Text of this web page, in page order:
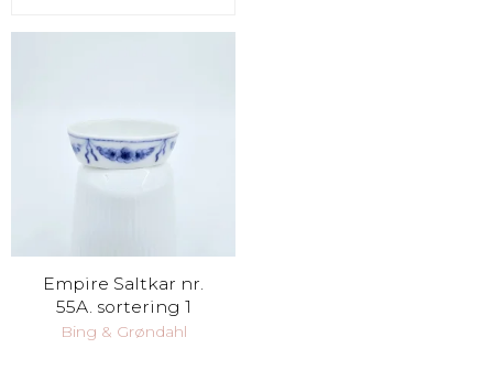
Empire Saltkar nr.
55A. sortering 1
Bing & Grøndahl